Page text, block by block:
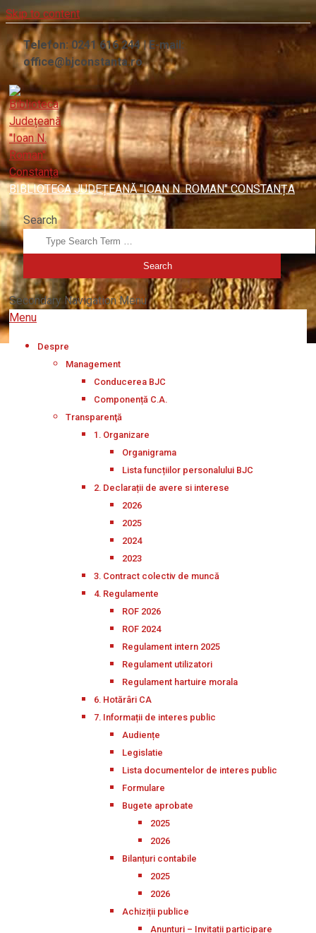
Skip to content
Telefon: 0241 616 244 | E-mail:
office@bjconstanta.ro
BIBLIOTECA JUDEȚEANĂ "IOAN N. ROMAN" CONSTANȚA
Search
Secondary Navigation Menu
Menu
Despre
Management
Conducerea BJC
Componență C.A.
Transparenţă
1. Organizare
Organigrama
Lista funcțiilor personalului BJC
2. Declarații de avere si interese
2026
2025
2024
2023
3. Contract colectiv de muncă
4. Regulamente
ROF 2026
ROF 2024
Regulament intern 2025
Regulament utilizatori
Regulament hartuire morala
6. Hotărâri CA
7. Informații de interes public
Audiențe
Legislatie
Lista documentelor de interes public
Formulare
Bugete aprobate
2025
2026
Bilanțuri contabile
2025
2026
Achiziții publice
Anunturi – Invitatii participare